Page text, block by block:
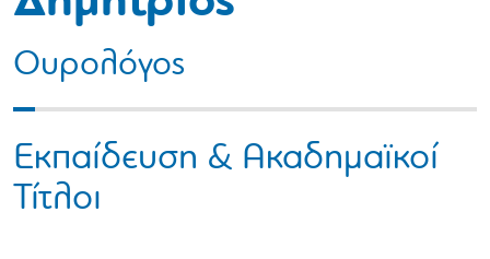
Ουρολόγος
Εκπαίδευση & Ακαδημαϊκοί
Τίτλοι